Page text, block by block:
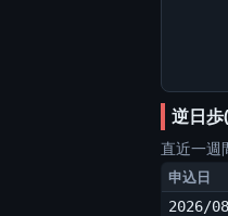
逆日
直近一週
申込日
2026/